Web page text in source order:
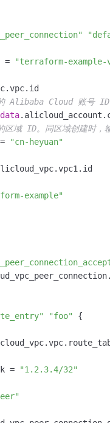
=
"terraform-
Alibaba Cloud 账号 ID
data
域 ID。同区域创建时，
"cn-heyuan"
example"
"foo"
{
=
"1.2.3.4/32"